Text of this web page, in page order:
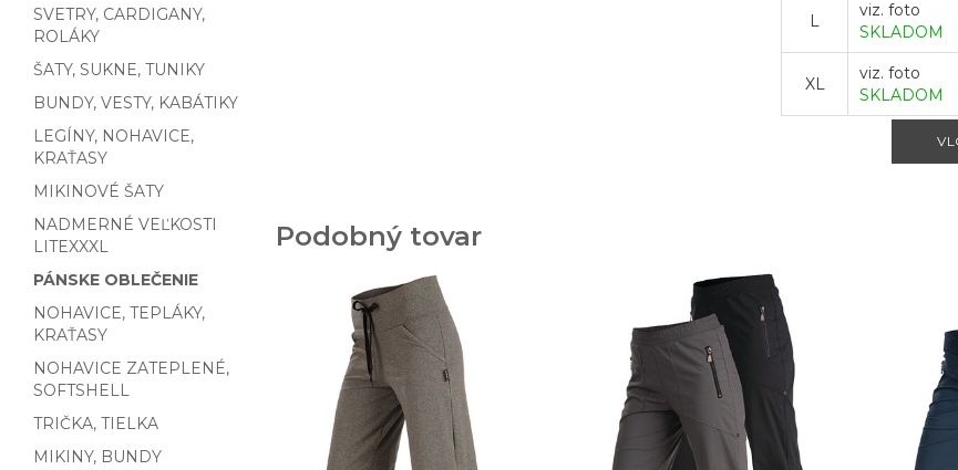
SVETRY, CARDIGANY,
ROLÁKY
ŠATY, SUKNE, TUNIKY
BUNDY, VESTY, KABÁTIKY
LEGÍNY, NOHAVICE,
KRAŤASY
MIKINOVÉ ŠATY
NADMERNÉ VEĽKOSTI
LITEXXXL
PÁNSKE OBLEČENIE
NOHAVICE, TEPLÁKY,
KRAŤASY
NOHAVICE ZATEPLENÉ,
SOFTSHELL
TRIČKA, TIELKA
MIKINY, BUNDY
L
viz. foto
SKLADOM
XL
viz. foto
SKLADOM
Podobný tovar